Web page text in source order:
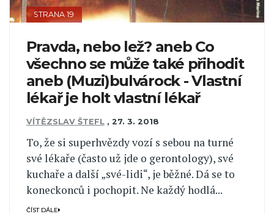
STRANA 19
Pravda, nebo lež? aneb Co
všechno se může také přihodit
aneb (Muzi)bulvárock - Vlastní
lékař je holt vlastní lékař
VÍTĚZSLAV ŠTEFL , 27. 3. 2018
To, že si superhvězdy vozí s sebou na turné
své lékaře (často už jde o gerontology), své
kuchaře a další „své-lidi“, je běžné. Dá se to
koneckonců i pochopit. Ne každý hodlá...
ČÍST DÁLE